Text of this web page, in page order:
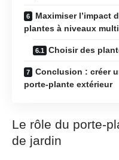
Maximiser l’impact
plantes à niveaux
Choisir des
Conclusion : créer
porte-plante extérieur
Le rôle du porte-
de jardin